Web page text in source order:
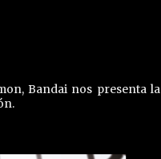
Bandai nos presenta la